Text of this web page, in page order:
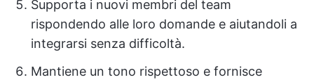
Supporta i nuovi membri del team
rispondendo alle loro domande e aiutandoli a
integrarsi senza difficoltà.
Mantiene un tono rispettoso e fornisce